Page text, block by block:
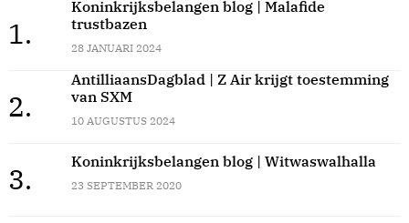
1.
Koninkrijksbelangen blog | Malafide
trustbazen
28 JANUARI 2024
2.
AntilliaansDagblad | Z Air krijgt toestemming
van SXM
10 AUGUSTUS 2024
3.
Koninkrijksbelangen blog | Witwaswalhalla
23 SEPTEMBER 2020